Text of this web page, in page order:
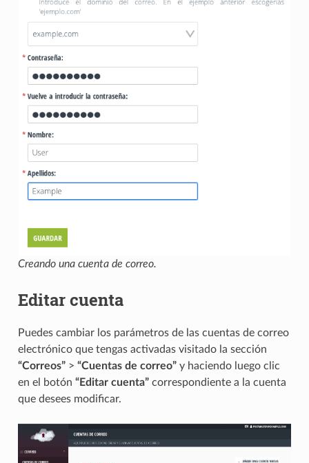
Creando una cuenta de correo.
Editar cuenta
Puedes cambiar los parámetros de las cuentas de correo
electrónico que tengas activadas visitado la sección
“Correos”> “Cuentas de correo”y haciendo luego clic
en el botón “Editar cuenta”correspondiente a la cuenta
que desees modificar.